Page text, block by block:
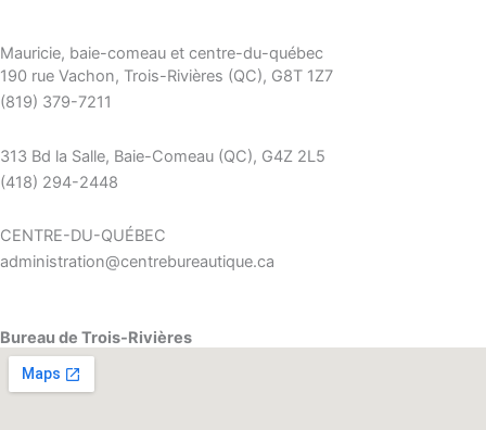
Mauricie, baie-comeau et centre-du-québec
190 rue Vachon, Trois-Rivières (QC), G8T 1Z7
(819) 379-7211
313 Bd la Salle, Baie-Comeau (QC), G4Z 2L5
(418) 294-2448
CENTRE-DU-QUÉBEC
administration@centrebureautique.ca
Bureau de Trois-Rivières